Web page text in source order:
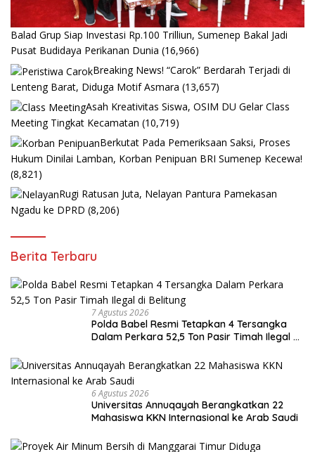
Balad Grup Siap Investasi Rp.100 Trilliun, Sumenep Bakal Jadi
Pusat Budidaya Perikanan Dunia (16,966)
Breaking News! “Carok” Berdarah Terjadi di
Lenteng Barat, Diduga Motif Asmara (13,657)
Asah Kreativitas Siswa, OSIM DU Gelar Class
Meeting Tingkat Kecamatan (10,719)
Berkutat Pada Pemeriksaan Saksi, Proses
Hukum Dinilai Lamban, Korban Penipuan BRI Sumenep Kecewa!
(8,821)
Rugi Ratusan Juta, Nelayan Pantura Pamekasan
Ngadu ke DPRD (8,206)
Berita Terbaru
7 Agustus 2026
Polda Babel Resmi Tetapkan 4 Tersangka
Dalam Perkara 52,5 Ton Pasir Timah Ilegal di
6 Agustus 2026
Universitas Annuqayah Berangkatkan 22
Mahasiswa KKN Internasional ke Arab Saudi